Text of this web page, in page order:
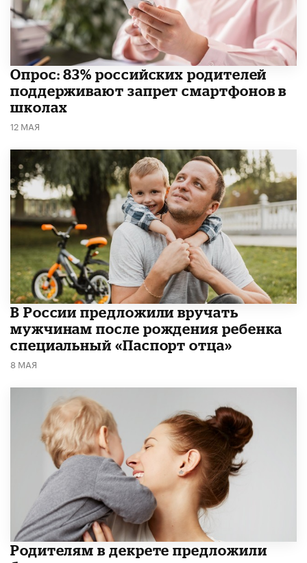
Опрос: 83% российских родителей
поддерживают запрет смартфонов в
школах
12 МАЯ
В России предложили вручать
мужчинам после рождения ребенка
специальный «Паспорт отца»
8 МАЯ
Родителям в декрете предложили